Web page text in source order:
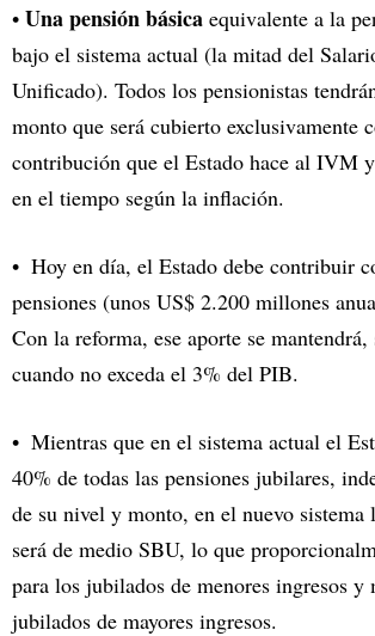
• Una pensión básica equivalente a la
bajo el sistema actual (la mitad del
Unificado). Todos los pensionistas
monto que será cubierto exclusivamente
contribución que el Estado hace al IVM
en el tiempo según la inflación.
Hoy en día, el Estado debe contribuir
pensiones (unos US$ 2.200 millones
Con la reforma, ese aporte se
cuando no exceda el 3% del PIB.
Mientras que en el sistema actual el
40% de todas las pensiones jubilares,
de su nivel y monto, en el nuevo sistema
será de medio SBU, lo que
para los jubilados de menores ingresos y
jubilados de mayores ingresos.